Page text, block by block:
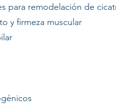
para remodelación de
y firmeza muscular